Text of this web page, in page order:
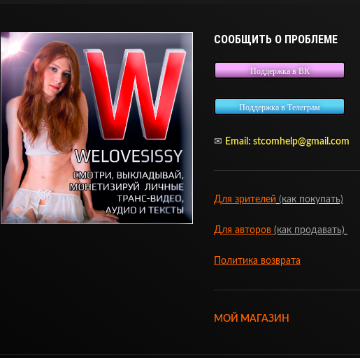
СООБЩИТЬ О ПРОБЛЕМЕ
Поддержка в ВК
Поддержка в Телеграм
✉ Email: stcomhelp@gmail.com
Для зрителей (как покупать)
Для авторов (как продавать)
Политика возврата
МОЙ МАГАЗИН